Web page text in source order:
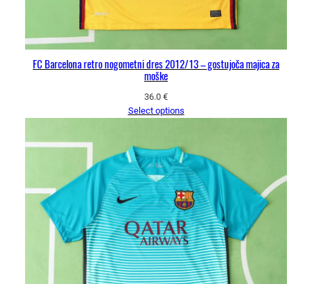
FC Barcelona retro nogometni dres 2012/13 – gostujoča majica za
moške
36.0 €
Select options